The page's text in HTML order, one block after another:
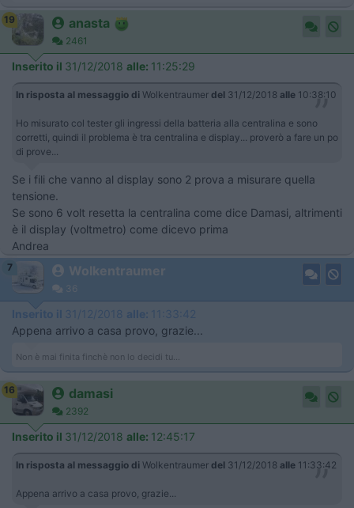
19 anasta
2461
Inserito il 31/12/2018 alle: 11:25:29
In risposta al messaggio di Wolkentraumer del 31/12/2018 alle 10:38:10
Ho misurato col tester gli ingressi della batteria alla centralina e sono
corretti, quindi il problema è tra centralina e display... proverò a fare un po
di prove...
Se i fili che vanno al display sono 2 prova a misurare quella
tensione.
Se sono 6 volt resetta la centralina come dice Damasi, altrimenti
è il display (voltmetro) come dicevo prima
Andrea
7 Wolkentraumer
36
Inserito il 31/12/2018 alle: 11:33:42
Appena arrivo a casa provo, grazie...
Non è mai finita finchè non lo decidi tu...
16 damasi
2392
Inserito il 31/12/2018 alle: 12:45:17
In risposta al messaggio di Wolkentraumer del 31/12/2018 alle 11:33:42
Appena arrivo a casa provo, grazie...